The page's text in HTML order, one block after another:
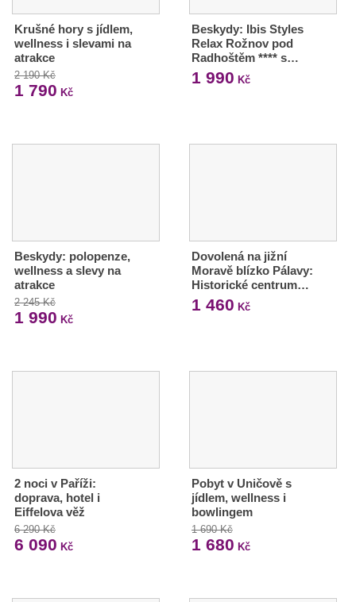
Krušné hory s jídlem,
wellness i slevami na
atrakce
2 190 Kč
1 790 Kč
Beskydy: Ibis Styles
Relax Rožnov pod
Radhoštěm **** s…
1 990 Kč
Beskydy: polopenze,
wellness a slevy na
atrakce
2 245 Kč
1 990 Kč
Dovolená na jižní
Moravě blízko Pálavy:
Historické centrum…
1 460 Kč
2 noci v Paříži:
doprava, hotel i
Eiffelova věž
6 290 Kč
6 090 Kč
Pobyt v Uničově s
jídlem, wellness i
bowlingem
1 690 Kč
1 680 Kč